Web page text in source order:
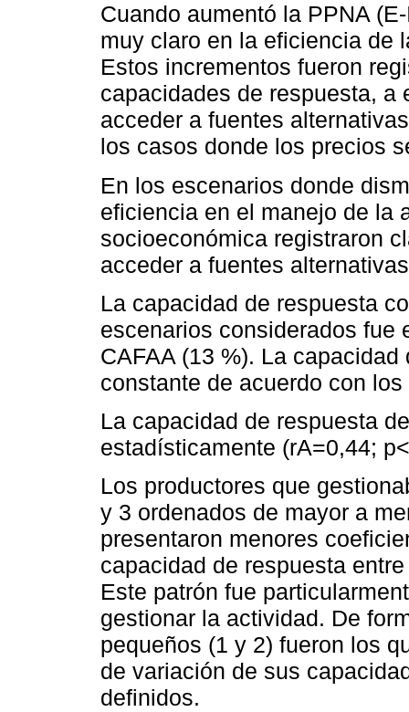
Cuando aumentó la PPNA
muy claro en la eficiencia de
Estos incrementos fueron
capacidades de respuesta, a
acceder a fuentes
los casos donde los precios
En los escenarios donde
eficiencia en el manejo de la
socioeconómica registraron
acceder a fuentes
La capacidad de respuesta
escenarios considerados fue
CAFAA (13 %). La
constante de acuerdo con
La capacidad de respuesta
estadísticamente (rA=0,44;
Los productores que
y 3 ordenados de mayor a
presentaron menores
capacidad de respuesta
Este patrón fue
gestionar la actividad. De
pequeños (1 y 2) fueron los
de variación de sus
definidos.